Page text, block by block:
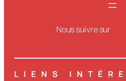
Nous suivre sur
LIENS